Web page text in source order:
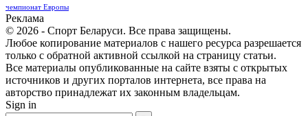
чемпионат Европы
Реклама
© 2026 - Спорт Беларуси. Все права защищены.
Любое копирование материалов с нашего ресурса разрешается
только с обратной активной ссылкой на страницу статьи.
Все материалы опубликованные на сайте взяты с открытых
источников и других порталов интернета, все права на
авторство принадлежат их законным владельцам.
Sign in